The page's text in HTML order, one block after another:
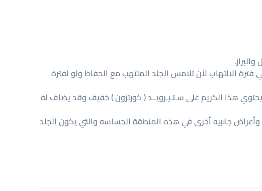
الالتهاب لأن تلامس الجلد الملتهب مع الحفاظ ولو لفترة
هذا الكريم على سـتـيـرويــد ( كورتزون ) خفيف وقد يضاف له
جانبيه أخرى في هذه المنطقة الحساسه والتي يكون الجلد